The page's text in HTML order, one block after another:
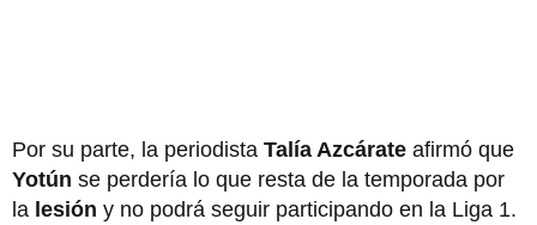
Por su parte, la periodista Talía Azcárate afirmó que
Yotún se perdería lo que resta de la temporada por
la lesión y no podrá seguir participando en la Liga 1.